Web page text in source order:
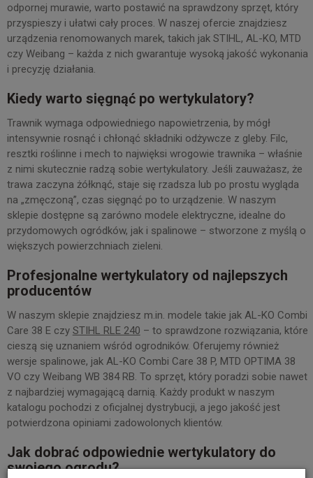
odpornej murawie, warto postawić na sprawdzony sprzęt, który
przyspieszy i ułatwi cały proces. W naszej ofercie znajdziesz
urządzenia renomowanych marek, takich jak STIHL, AL-KO, MTD
czy Weibang – każda z nich gwarantuje wysoką jakość wykonania
i precyzję działania.
Kiedy warto sięgnąć po wertykulatory?
Trawnik wymaga odpowiedniego napowietrzenia, by mógł
intensywnie rosnąć i chłonąć składniki odżywcze z gleby. Filc,
resztki roślinne i mech to najwięksi wrogowie trawnika – właśnie
z nimi skutecznie radzą sobie wertykulatory. Jeśli zauważasz, że
trawa zaczyna żółknąć, staje się rzadsza lub po prostu wygląda
na „zmęczoną”, czas sięgnąć po to urządzenie. W naszym
sklepie dostępne są zarówno modele elektryczne, idealne do
przydomowych ogródków, jak i spalinowe – stworzone z myślą o
większych powierzchniach zieleni.
Profesjonalne wertykulatory od najlepszych
producentów
W naszym sklepie znajdziesz m.in. modele takie jak AL-KO Combi
Care 38 E czy STIHL RLE 240 – to sprawdzone rozwiązania, które
cieszą się uznaniem wśród ogrodników. Oferujemy również
wersje spalinowe, jak AL-KO Combi Care 38 P, MTD OPTIMA 38
VO czy Weibang WB 384 RB. To sprzęt, który poradzi sobie nawet
z najbardziej wymagającą darnią. Każdy produkt w naszym
katalogu pochodzi z oficjalnej dystrybucji, a jego jakość jest
potwierdzona opiniami zadowolonych klientów.
Jak dobrać odpowiednie wertykulatory do
swojego ogrodu?